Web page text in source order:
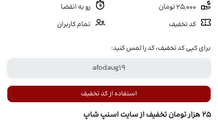
رو به انقضا
کد تخفیف
تمام کاربران
برای کپی کد تخفیف، کد را لمس کنید:
استفاده از کد تخفیف
۲۵ هزار تومان تخفیف از سایت اسنپ شاپ